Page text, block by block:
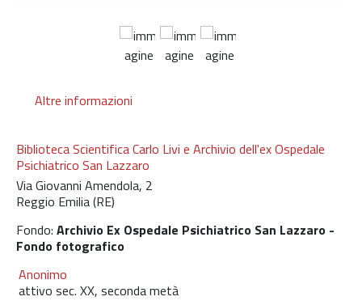
Altre informazioni
Biblioteca Scientifica Carlo Livi e Archivio dell'ex Ospedale
Psichiatrico San Lazzaro
Via Giovanni Amendola, 2
Reggio Emilia (RE)
Fondo: Archivio Ex Ospedale Psichiatrico San Lazzaro -
Fondo fotografico
Anonimo
attivo sec. XX, seconda metà